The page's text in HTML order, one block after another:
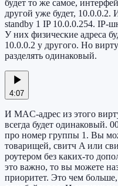
будет то же самое,
другой уже будет, 10.0.0.2.
standby 1 IP 10.0.0.254. IP-
У них физические адреса
10.0.0.2 у другого. Но
разделять одинаковый.
4:07
И MAC-адрес из этого
всегда будет одинаковый.
про номер группы 1. Вы
товарищей, свитч A или
роутером без каких-то
это важно, то вы можете
приоритет. Это чем